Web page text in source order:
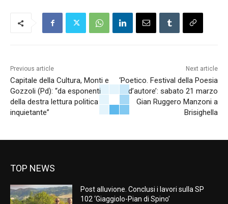
Previous article
Capitale della Cultura, Monti e
Gozzoli (Pd): “da esponenti
della destra lettura politica
inquietante”
Next article
‘Poetico. Festival della Poesia
d’autore’: sabato 21 marzo
Gian Ruggero Manzoni a
Brisighella
TOP NEWS
Post alluvione. Conclusi i lavori sulla SP
102 ‘Giaggiolo-Pian di Spino’